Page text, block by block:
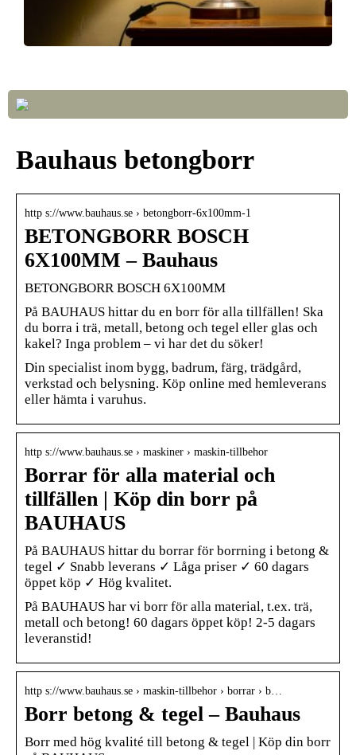
Bauhaus betongborr
http s://www.bauhaus.se › betongborr-6x100mm-1
BETONGBORR BOSCH
6X100MM – Bauhaus
BETONGBORR BOSCH 6X100MM
På BAUHAUS hittar du en borr för alla tillfällen! Ska
du borra i trä, metall, betong och tegel eller glas och
kakel? Inga problem – vi har det du söker!
Din specialist inom bygg, badrum, färg, trädgård,
verkstad och belysning. Köp online med hemleverans
eller hämta i varuhus.
http s://www.bauhaus.se › maskiner › maskin-tillbehor
Borrar för alla material och
tillfällen | Köp din borr på
BAUHAUS
På BAUHAUS hittar du borrar för borrning i betong &
tegel ✓ Snabb leverans ✓ Låga priser ✓ 60 dagars
öppet köp ✓ Hög kvalitet.
På BAUHAUS har vi borr för alla material, t.ex. trä,
metall och betong! 60 dagars öppet köp! 2-5 dagars
leveranstid!
http s://www.bauhaus.se › maskin-tillbehor › borrar › b…
Borr betong & tegel – Bauhaus
Borr med hög kvalité till betong & tegel | Köp din borr